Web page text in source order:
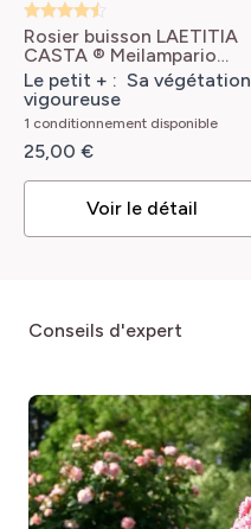
Tige
RÉF
MR-PRODUITCONF_2705
70 cm
TYPE DE SOL
Tous
RUSTICITÉ
Très rustique
Rosier buisson LAETITIA
CASTA ® Meilampario
Rosa Laeticia Casta®
'Meilampario'
Le petit + : Sa végétation
vigoureuse
1 conditionnement disponible
25,00 €
Voir le détail
conseils d'expert